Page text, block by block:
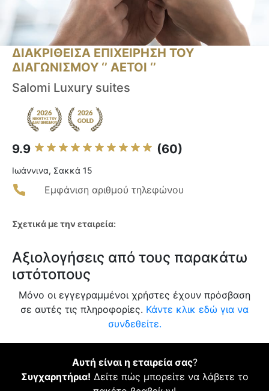
ΔΙΑΚΡΙΘΕΙΣΑ ΕΠΙΧΕΙΡΗΣΗ ΤΟΥ
ΔΙΑΓΩΝΙΣΜΟΥ ‘’ ΑΕΤΟΙ ‘’
Salomi Luxury suites
9.9 (60)
Ιωάννινα, Σακκά 15
Εμφάνιση αριθμού τηλεφώνου
Σχετικά με την εταιρεία:
Αξιολογήσεις από τους παρακάτω
ιστότοπους
Μόνο οι εγγεγραμμένοι χρήστες έχουν πρόσβαση
σε αυτές τις πληροφορίες. Κάντε κλικ εδώ για να
συνδεθείτε.
Αυτή είναι η εταιρεία σας?
Συγχαρητήρια! Δείτε πώς μπορείτε να λάβετε το